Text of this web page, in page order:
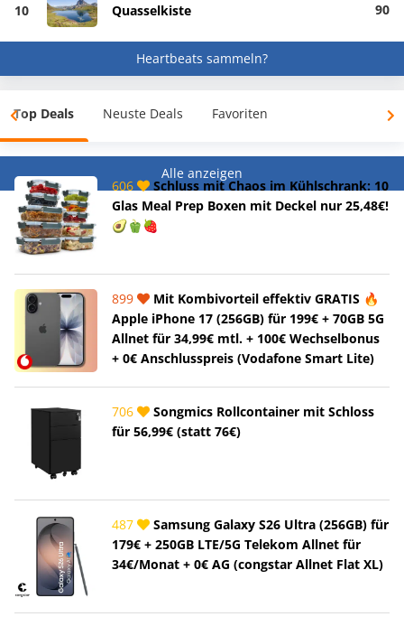
10 Quasselkiste 90
Heartbeats sammeln?
Top Deals Neuste Deals Favoriten
Alle anzeigen
606
Schluss mit Chaos im Kühlschrank: 10
Glas Meal Prep Boxen mit Deckel nur 25,48€!
🥑🫑🍓
899
Mit Kombivorteil effektiv GRATIS 🔥
Apple iPhone 17 (256GB) für 199€ + 70GB 5G
Allnet für 34,99€ mtl. + 100€ Wechselbonus
+ 0€ Anschlusspreis (Vodafone Smart Lite)
706
Songmics Rollcontainer mit Schloss
für 56,99€ (statt 76€)
487
Samsung Galaxy S26 Ultra (256GB) für
179€ + 250GB LTE/5G Telekom Allnet für
34€/Monat + 0€ AG (congstar Allnet Flat XL)